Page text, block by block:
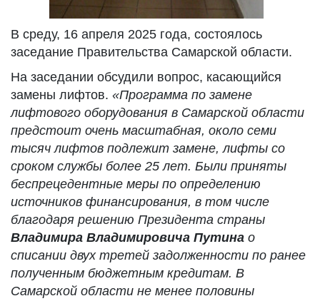
В среду, 16 апреля 2025 года, состоялось
заседание Правительства Самарской области.
На заседании обсудили вопрос, касающийся
замены лифтов. «Программа по замене
лифтового оборудования в Самарской области
предстоит очень масштабная, около семи
тысяч лифтов подлежит замене, лифты со
сроком службы более 25 лет. Были приняты
беспрецедентные меры по определению
источников финансирования, в том числе
благодаря решению Президента страны
Владимира Владимировича Путина о
списании двух третей задолженности по ранее
полученным бюджетным кредитам. В
Самарской области не менее половины